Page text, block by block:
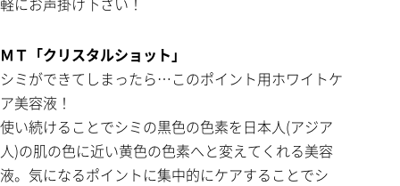
ＭＴ「クリスタルショット」
シミができてしまったら…このポイント用ホワイトケ
ア美容液！
使い続けることでシミの黒色の色素を日本人(アジア
人)の肌の色に近い黄色の色素へと変えてくれる美容
液。気になるポイントに集中的にケアすることでシ